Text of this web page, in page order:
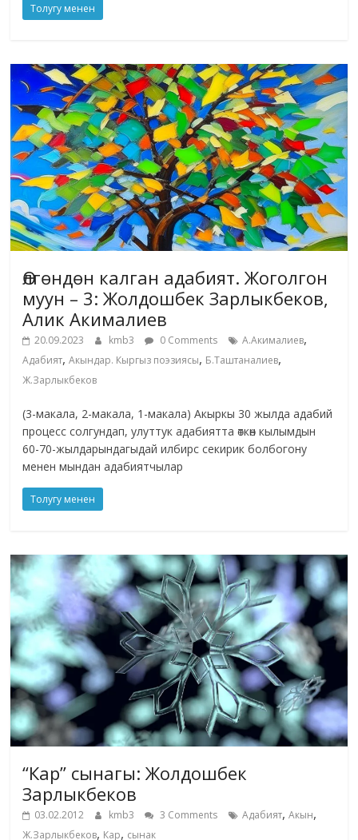
Толугу менен
Өлгөндөн калган адабият. Жоголгон
муун – 3: Жолдошбек Зарлыкбеков,
Алик Акималиев
20.09.2023 kmb3 0 Comments А.Акималиев,
Адабият,Акындар. Кыргыз поэзиясы, Б.Таштаналиев,
Ж.Зарлыкбеков
(3-макала, 2-макала, 1-макала) Акыркы 30 жылда адабий
процесс солгундап, улуттук адабиятта өткөн кылымдын
60-70-жылдарындагыдай илбирс секирик болбогону
менен мындан адабиятчылар
Толугу менен
“Кар” сынагы: Жолдошбек
Зарлыкбеков
03.02.2012 kmb3 3 Comments Адабият,Акын,
Ж.Зарлыкбеков, Кар, сынак